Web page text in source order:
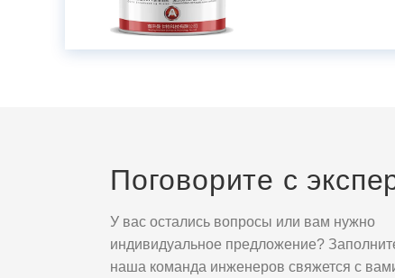
Поговорите с
У вас остались вопросы или вам нужно
индивидуальное предложение?
наша команда инженеров свяжется с